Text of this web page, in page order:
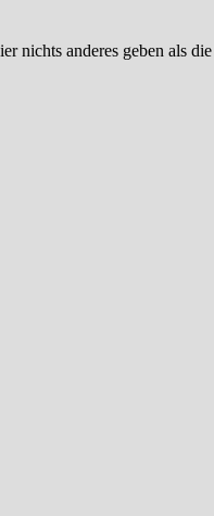
nichts anderes geben als